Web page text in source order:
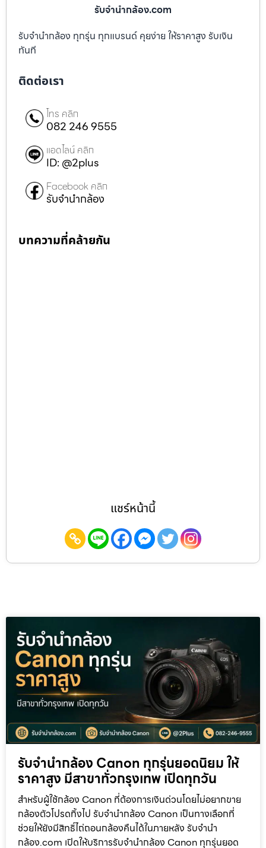
รับจํานํากล้อง.com
รับจำนำกล้อง ทุกรุ่น ทุกแบรนด์ คุยง่าย ให้ราคาสูง รับเงิน
ทันที
ติดต่อเรา
โทร คลิก
082 246 9555
แอดไลน์ คลิก
ID: @2plus
Facebook คลิก
รับจำนำกล้อง
บทความที่คล้ายกัน
แชร์หน้านี้
รับจำนำกล้อง Canon ทุกรุ่นยอดนิยม ให้
ราคาสูง มีสาขาทั่วกรุงเทพ เปิดทุกวัน
สำหรับผู้ใช้กล้อง Canon ที่ต้องการเงินด่วนโดยไม่อยากขาย
กล้องตัวโปรดทิ้งไป รับจำนำกล้อง Canon เป็นทางเลือกที่
ช่วยให้ยังมีสิทธิ์ไถ่ถอนกล้องคืนได้ในภายหลัง รับจำนำ
กล้อง.com เปิดให้บริการรับจำนำกล้อง Canon ทุกรุ่นยอด